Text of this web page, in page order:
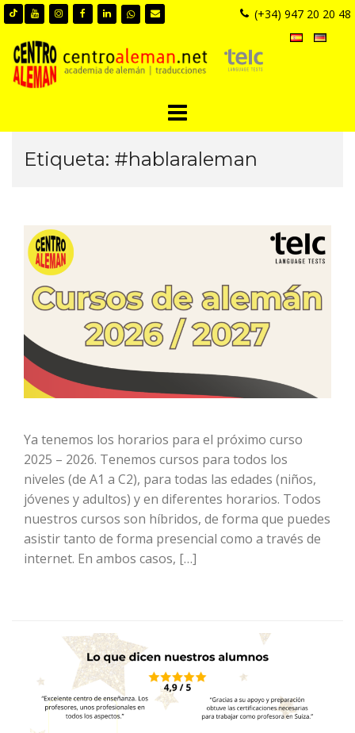
Skip
to
content
(+34) 947 20 20 48
Etiqueta: #hablaraleman
Ya tenemos los horarios para el próximo curso
2025 – 2026. Tenemos cursos para todos los
niveles (de A1 a C2), para todas las edades (niños,
jóvenes y adultos) y en diferentes horarios. Todos
nuestros cursos son híbridos, de forma que puedes
asistir tanto de forma presencial como a través de
internet. En ambos casos, […]